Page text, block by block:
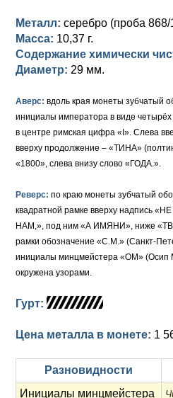
Русско-Польские
Для Польши
Для Грузии
Для Польши
Медь
Серебро
Медь
Таврические монеты
Елизавета I (1741-1762)
Золото
Для Пруссии
Ливонезы
Альбертусталер
Иоанн Антонович (1740-1741)
Екатерина I (1725-1727)
Петр I (1682-1725)
Золото
Серебро
Медь
Металл: серебро (проба 868/
Масса: 10,37 г.
Содержание химически
Диаметр: 29 мм.
Аверс: вдоль края монеты зубчатый
инициалы императора в виде
в центре римская цифра «I». Слева
вверху продолжение – «ТИНА»
«1800», слева внизу слово «ГОДА.».
Реверс: по краю монеты зубчатый
квадратной рамке вверху надпись
НАМ,», под ним «А ИМЯНИ», ниже
рамки обозначение «С.М.» (Санкт-
инициалы минцмейстера «ОМ» (Осип
окружена узорами.
Гурт:
Цена металла в монете: 1
Разновидности
Инициалы минцмейстера